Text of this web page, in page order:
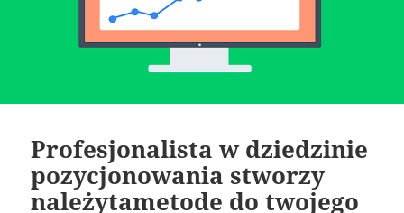
Profesjonalista w dziedzinie
pozycjonowania stworzy
należytametode do twojego